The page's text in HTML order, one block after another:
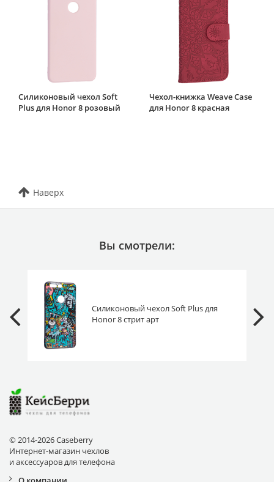
Силиконовый чехол Soft
Plus для Honor 8 розовый
Чехол-книжка Weave Case
для Honor 8 красная
Наверх
Вы смотрели:
Силиконовый чехол Soft Plus для
Honor 8 стрит арт
© 2014-2026 Caseberry
Интернет-магазин чехлов
и аксессуаров для телефона